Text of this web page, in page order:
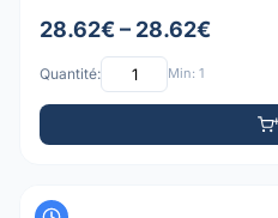
28.62€ – 28.62€
Quantité: Min: 1